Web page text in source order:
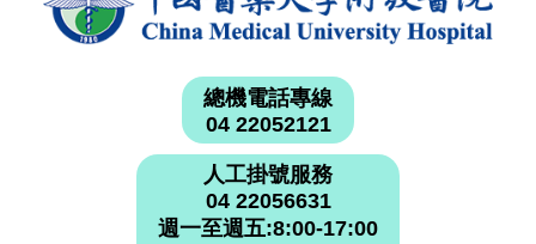
總機電話專線
04 22052121
人工掛號服務
04 22056631
週一至週五:8:00-17:00